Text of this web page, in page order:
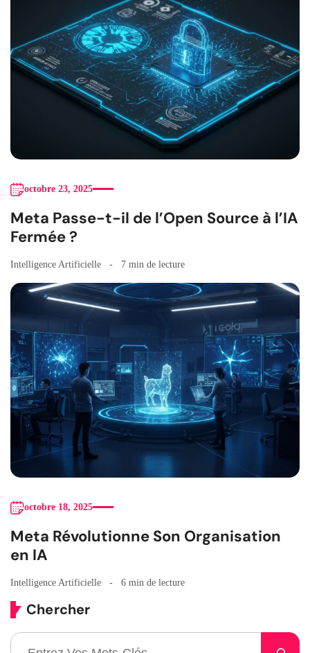
octobre 23, 2025
Meta Passe-t-il de l’Open Source à l’IA
Fermée ?
Intelligence Artificielle 7 min de lecture
octobre 18, 2025
Meta Révolutionne Son Organisation
en IA
Intelligence Artificielle 6 min de lecture
Chercher